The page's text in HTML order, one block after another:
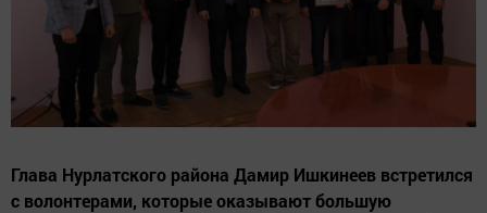
Глава Нурлатского района Дамир Ишкинеев встретился
с волонтерами, которые оказывают большую